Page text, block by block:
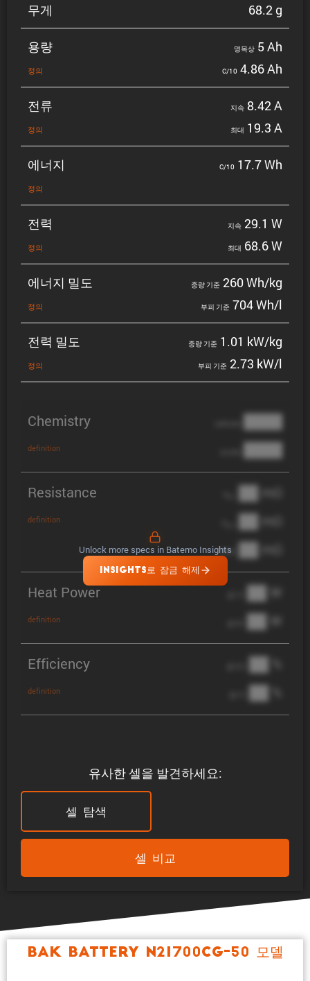
유사한 셀을 발견하세요:
셀 탐색
셀 비교
무게 68.2 g
용량
정의
명목상 5 Ah
C/10 4.86 Ah
전류
정의
지속 8.42 A
최대 19.3 A
에너지
정의
C/10 17.7 Wh
전력
정의
지속 29.1 W
최대 68.6 W
에너지 밀도
정의
중량 기준 260 Wh/kg
부피 기준 704 Wh/l
전력 밀도
정의
중량 기준 1.01 kW/kg
부피 기준 2.73 kW/l
Chemistry
definition
████
████
Resistance
definition
██ mΩ
██ mΩ
DCIR ██ mΩ
Heat Power
definition
██ W
██ W
Efficiency
definition
██ %
██ %
Unlock more specs in Batemo Insights
INSIGHTS로 잠금 해제
BAK Battery N21700CG-50 모델